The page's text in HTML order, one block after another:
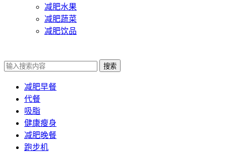
减肥水果
减肥蔬菜
减肥饮品
搜索
减肥早餐
代餐
吸脂
健康瘦身
减肥晚餐
跑步机